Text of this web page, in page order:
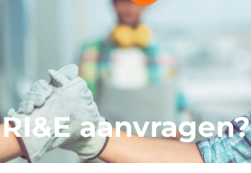
RI&E aanvragen?